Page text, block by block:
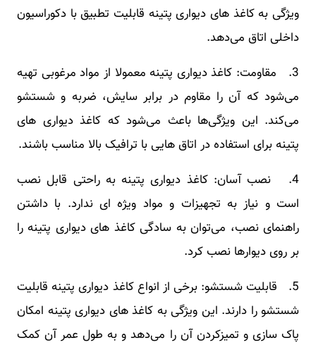
ویژگی به کاغذ های دیواری پتینه قابلیت تطبیق با دکوراسیون
داخلی اتاق می‌دهد.
3. مقاومت: کاغذ دیواری پتینه معمولا از مواد مرغوبی تهیه
می‌شود که آن را مقاوم در برابر سایش، ضربه و شستشو
می‌کند. این ویژگی‌ها باعث می‌شود که کاغذ دیواری های
پتینه برای استفاده در اتاق ‌هایی با ترافیک بالا مناسب باشند.
4. نصب آسان: کاغذ دیواری پتینه به راحتی قابل نصب
است و نیاز به تجهیزات و مواد ویژه ‌ای ندارد. با داشتن
راهنمای نصب، می‌توان به سادگی کاغذ های دیواری پتینه را
بر روی دیوارها نصب کرد.
5. قابلیت شستشو: برخی از انواع کاغذ دیواری پتینه قابلیت
شستشو را دارند. این ویژگی به کاغذ های دیواری پتینه امکان
پاک‌ سازی و تمیزکردن آن را می‌دهد و به طول عمر آن کمک